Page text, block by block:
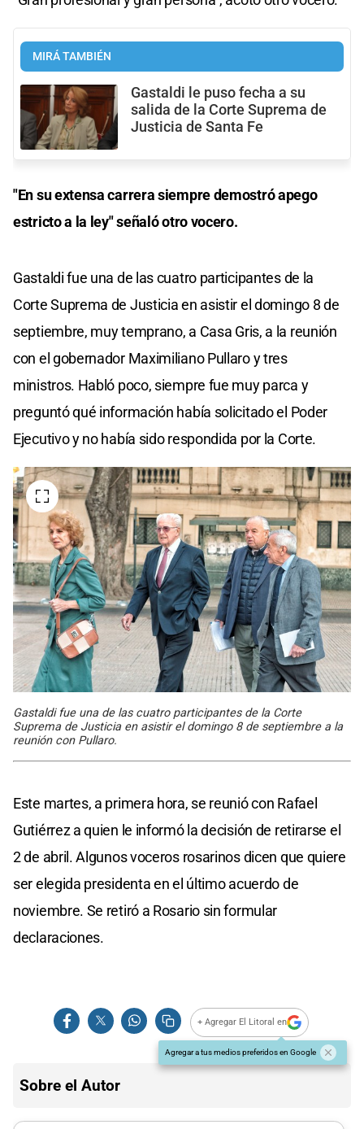
MIRÁ TAMBIÉN
Gastaldi le puso fecha a su
salida de la Corte Suprema de
Justicia de Santa Fe
"En su extensa carrera siempre demostró apego
estricto a la ley" señaló otro vocero.
Gastaldi fue una de las cuatro participantes de la
Corte Suprema de Justicia en asistir el domingo 8 de
septiembre, muy temprano, a Casa Gris, a la reunión
con el gobernador Maximiliano Pullaro y tres
ministros. Habló poco, siempre fue muy parca y
preguntó qué información había solicitado el Poder
Ejecutivo y no había sido respondida por la Corte.
Gastaldi fue una de las cuatro participantes de la Corte
Suprema de Justicia en asistir el domingo 8 de septiembre a la
reunión con Pullaro.
Este martes, a primera hora, se reunió con Rafael
Gutiérrez a quien le informó la decisión de retirarse el
2 de abril. Algunos voceros rosarinos dicen que quiere
ser elegida presidenta en el último acuerdo de
noviembre. Se retiró a Rosario sin formular
declaraciones.
+ Agregar El Litoral en
Agregar a tus medios preferidos en Google
Sobre el Autor